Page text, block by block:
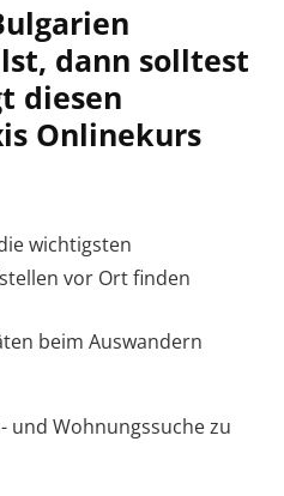
dann solltest
diesen
Onlinekurs
wichtigsten
vor Ort finden
beim Auswandern
und Wohnungssuche zu